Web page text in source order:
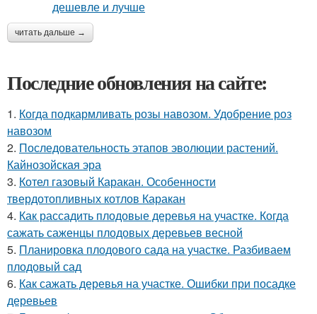
читать дальше →
Последние обновления на сайте:
1. Когда подкармливать розы навозом. Удобрение роз
навозом
2. Последовательность этапов эволюции растений.
Кайнозойская эра
3. Котел газовый Каракан. Особенности
твердотопливных котлов Каракан
4. Как рассадить плодовые деревья на участке. Когда
сажать саженцы плодовых деревьев весной
5. Планировка плодового сада на участке. Разбиваем
плодовый сад
6. Как сажать деревья на участке. Ошибки при посадке
деревьев